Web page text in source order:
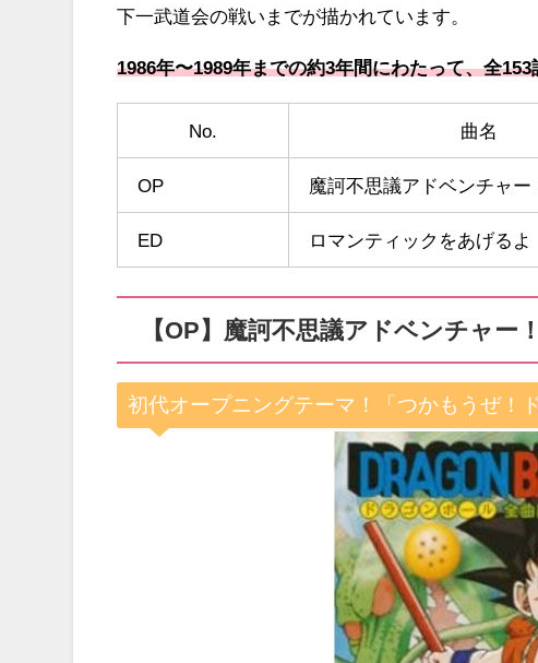
下一武道会の戦いまでが描かれています。
1986年〜1989年までの約3年間にわたって、全153
No. 曲名
OP 魔訶不思議アドベンチャー
ED ロマンティックをあげるよ
【OP】魔訶不思議アドベンチャー
初代オープニングテーマ！「つかもうぜ！